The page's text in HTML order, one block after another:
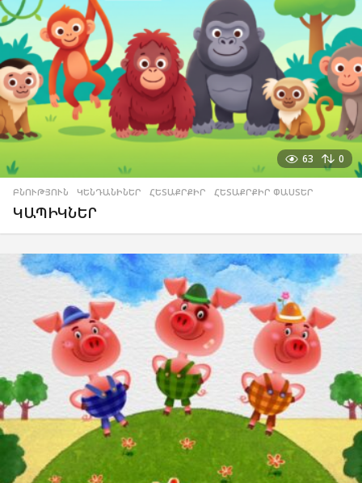
63 0
ԲՆՈՒԹՅՈՒՆ ,ԿԵՆԴԱՆԻՆԵՐ ,ՀԵՏԱՔՐՔԻՐ ,ՀԵՏԱՔՐՔԻՐ ՓԱՍՏԵՐ
ԿԱՊԻԿՆԵՐ